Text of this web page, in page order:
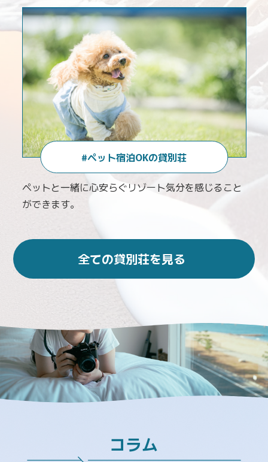
#ペット宿泊OKの貸別荘
ペットと一緒に心安らぐリゾート気分を感じること
ができます。
全ての貸別荘を見る
コラム